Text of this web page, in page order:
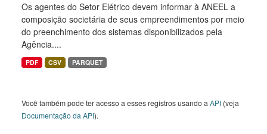
Os agentes do Setor Elétrico devem informar à ANEEL a
composição societária de seus empreendimentos por meio
do preenchimento dos sistemas disponibilizados pela
Agência....
PDF CSV PARQUET
Você também pode ter acesso a esses registros usando a API (veja
Documentação da API).